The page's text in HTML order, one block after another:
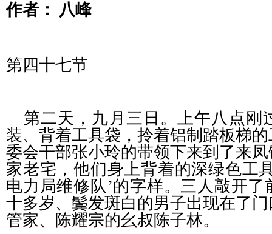
作者： 八峰
第四十七节
第二天，九月三日。上午八点刚
装、背着工具袋，拎着铝制踏板梯
委会干部张小玲的带领下来到了来
家老宅，他们身上背着的深绿色工
电力局维修队’的字样。三人敲开
十多岁、鬓发斑白的男子出现在了
管家、陈耀宗的幺叔陈子林。